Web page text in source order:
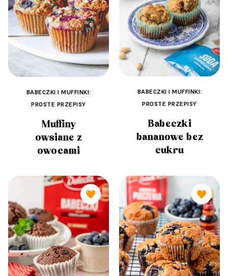
BABECZKI I MUFFINKI:
PROSTE PRZEPISY
Muffiny
owsiane z
owocami
BABECZKI I MUFFINKI:
PROSTE PRZEPISY
Babeczki
bananowe bez
cukru
🧡 🧡